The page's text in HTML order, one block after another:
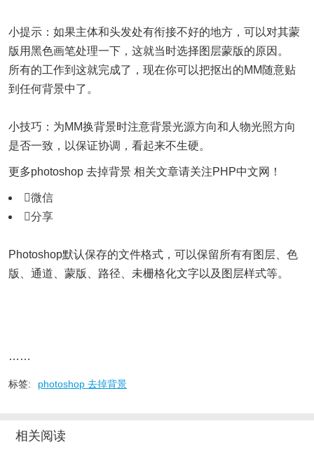
小提示：如果主体和头发处有衔接不好的地方，可以对其蒙
版用黑色画笔处理一下，这就当时选择图层蒙版的原因。
所有的工作到这就完成了，现在你可以把抠出的MM随意贴
到任何背景中了。
小技巧：为MM换背景时注意背景光源方向和人物光照方向
是否一致，以保证协调，看起来不生硬。
更多photoshop 去掉背景 相关文章请关注PHP中文网！
微信
分享
Photoshop默认保存的文件格式，可以保留所有有图层、色
版、通道、蒙版、路径、未栅格化文字以及图层样式等。
……
标签: photoshop 去掉背景
相关阅读